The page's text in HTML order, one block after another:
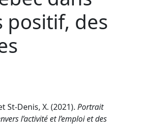
positif, des
St-Denis, X. (2021). Portrait
l’activité et l’emploi et des